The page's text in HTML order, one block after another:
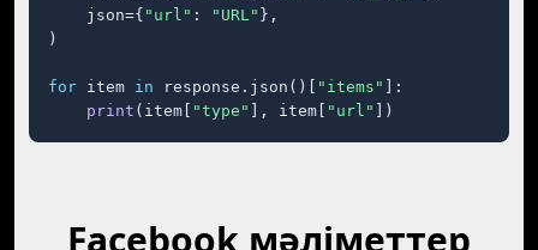
    json={
"url" : "URL" },
)
for item in response.json()[ "items"
]:
print (item[ "type" ], item[ "url" ])
Facebook мәліметтер